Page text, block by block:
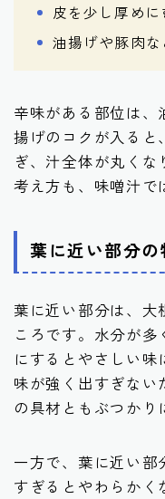
皮を少し厚めに
油揚げや豚肉
辛味がある部位は、
揚げのコクが入ると
ぎ、汁全体が丸くな
考え方も、味噌汁で
葉に近い部分の
葉に近い部分は、大
ころです。水分が
にするとやさしい
味が強く出すぎない
の具材ともぶつかり
一方で、葉に近い部
すぎるとやわらかく